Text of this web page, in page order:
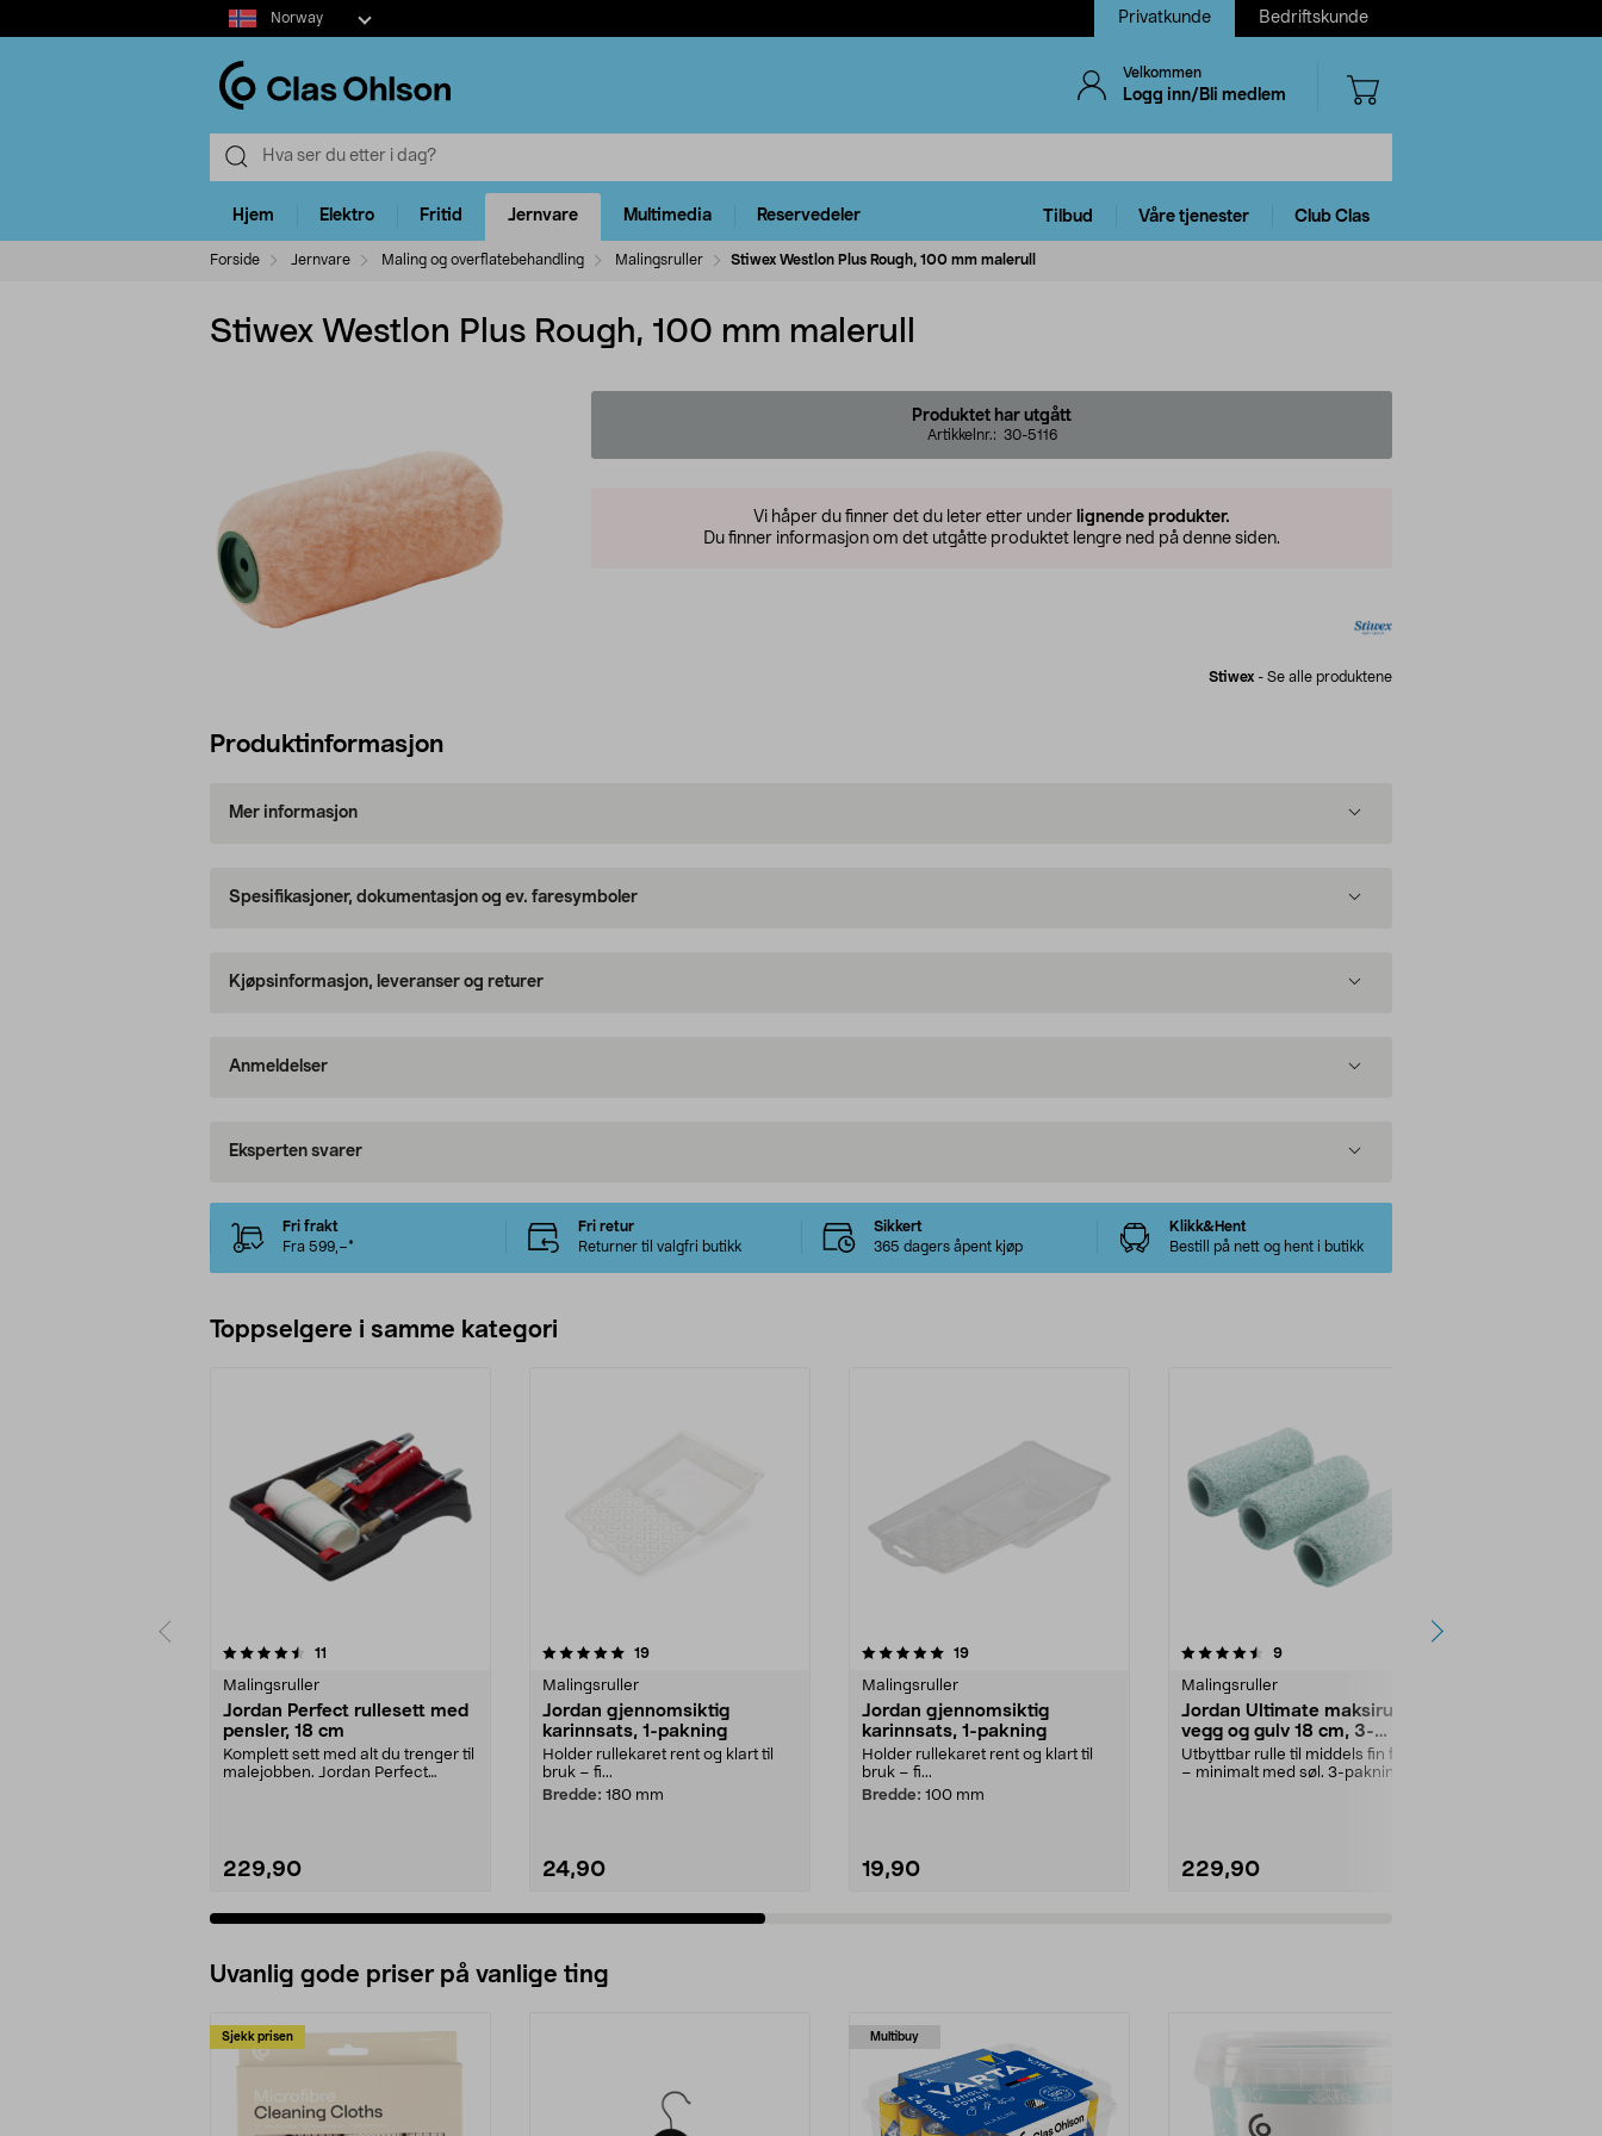
Select
market
Norway Privatkunde Bedriftskunde
Velkommen
Logg inn/Bli medlem
Hjem Elektro Fritid Jernvare Multimedia Reservedeler Tilbud Våre tjenester Club Clas
Forside Jernvare Maling og overflatebehandling Malingsruller Stiwex Westlon Plus Rough, 100 mm malerull
Stiwex Westlon Plus Rough, 100 mm malerull
Produktet har utgått
Artikkelnr.: 30-5116
Vi håper du finner det du leter etter under lignende produkter.
Du finner informasjon om det utgåtte produktet lengre ned på denne siden.
Stiwex - Se alle produktene
Produktinformasjon
Mer informasjon
Spesifikasjoner, dokumentasjon og ev. faresymboler
Kjøpsinformasjon, leveranser og returer
Anmeldelser
Eksperten svarer
Fri frakt
Fra 599,–*
Fri retur
Returner til valgfri butikk
Sikkert
365 dagers åpent kjøp
Klikk&Hent
Bestill på nett og hent i butikk
Toppselgere i samme kategori
11
Malingsruller
Jordan Perfect rullesett med
pensler, 18 cm
Komplett sett med alt du trenger til
malejobben. Jordan Perfect
229,90
5.0 av 5 stjerner 19anmeldelser
Malingsruller
Jordan gjennomsiktig
karinnsats, 1-pakning
Holder rullekaret rent og klart til
bruk – fi...
Bredde: 180 mm
24,90
5.0 av 5 stjerner 19anmeldelser
Malingsruller
Jordan gjennomsiktig
karinnsats, 1-pakning
Holder rullekaret rent og klart til
bruk – fi...
Bredde: 100 mm
19,90
4.5 av 5 stjerner 9anmeldelser
Malingsruller
Jordan Ultimate maksirulle til
vegg og gulv 18 cm, 3-
pakning
Utbyttbar rulle til middels fin finish
– minimalt med søl. 3-pakning.
229,90
4.5 av 5 stjerner
Uvanlig gode priser på vanlige ting
Sjekk prisen Multibuy